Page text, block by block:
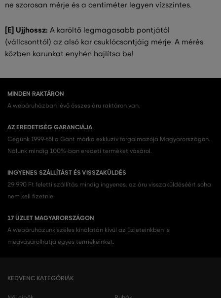
ne szorosan mérje és a centiméter legyen vízszintes.
[E] Ujjhossz: A karöltő legmagasabb pontjától
(vállcsonttól) az alsó kar csuklócsontjáig mérje. A mérés
közben karunkat enyhén hajlítsa be!
MINDEN RAKTÁRON
A webáruházban lévő összes áru raktáron van.
AZ EREDETISÉG GARANCIÁJA
Cégünk 1999-től a Gant márka exkluzív forgalmazója Magyarországon.
Nálunk mindig 100%-ban eredeti terméket vásárol.
INGYENES SZÁLLÍTÁST ÉS VISSZAKÜLDÉS
29 990 Ft feletti szállítás mindig ingyenes, az áru visszaküldéséért soha
nem kell fizetnie.
17 ÜZLET MAGYARORSZÁGON
A webáruházunk széles kínálatán kívül az üzleteinkben is
megvásárolhatja egyes termékeinket.
KEDVENC KATEGÓRIÁK